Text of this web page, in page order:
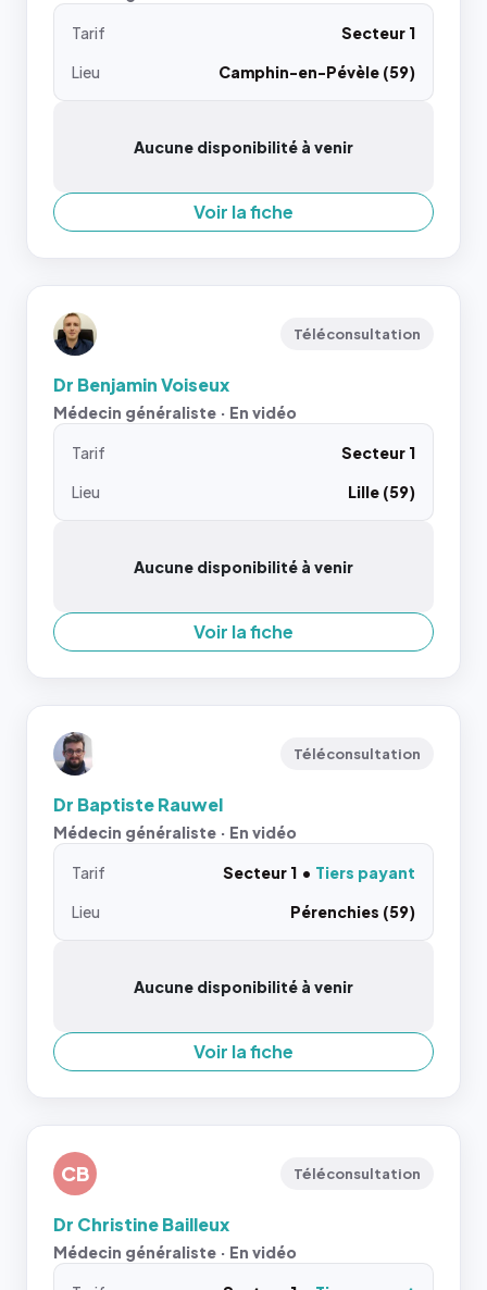
Tarif
Secteur 1
Lieu
Camphin-en-Pévèle (59)
Aucune disponibilité à venir
Voir la fiche
Téléconsultation
Dr Benjamin Voiseux
Médecin généraliste · En vidéo
Tarif
Secteur 1
Lieu
Lille (59)
Aucune disponibilité à venir
Voir la fiche
Téléconsultation
Dr Baptiste Rauwel
Médecin généraliste · En vidéo
Tarif Secteur 1
Tiers payant
Lieu
Pérenchies (59)
Aucune disponibilité à venir
Voir la fiche
CB Téléconsultation
Dr Christine Bailleux
Médecin généraliste · En vidéo